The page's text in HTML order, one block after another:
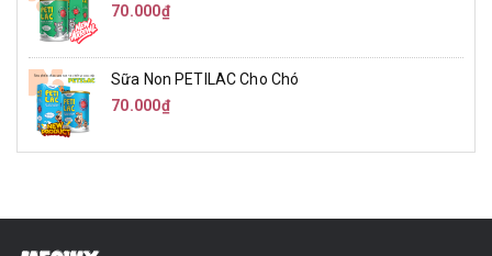
70.000₫
Sữa Non PETILAC Cho Chó
70.000₫